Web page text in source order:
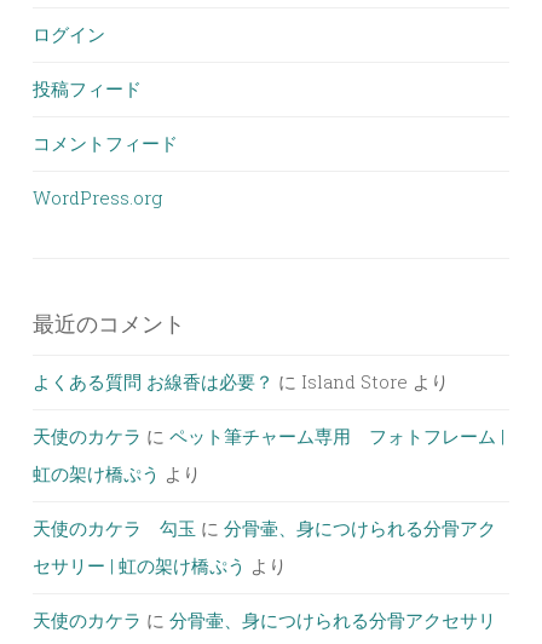
ログイン
投稿フィード
コメントフィード
WordPress.org
最近のコメント
よくある質問 お線香は必要？ に Island Store より
天使のカケラ に ペット筆チャーム専用 フォトフレーム |
虹の架け橋ぷう より
天使のカケラ 勾玉 に 分骨壷、身につけられる分骨アク
セサリー | 虹の架け橋ぷう より
天使のカケラ に 分骨壷、身につけられる分骨アクセサリ